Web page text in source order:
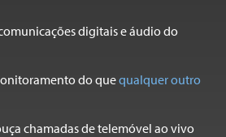
digitais e áudio do
do quequalquer outro
chamadas de telemóvel ao vivo